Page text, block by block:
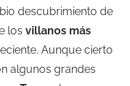
descubrimiento de
los villanos más
Aunque cierto
algunos grandes